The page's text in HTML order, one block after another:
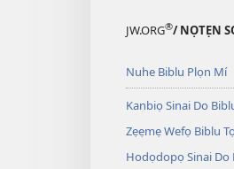
JW.ORG®/ NỌTẸN
Nuhe Biblu Plọn Mí
Kanbiọ Sinai Do
Zẹẹmẹ Wefọ Biblu
Hodọdopọ Sinai Do